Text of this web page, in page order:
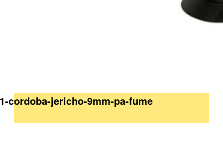
cordoba-jericho-9mm-pa-fume